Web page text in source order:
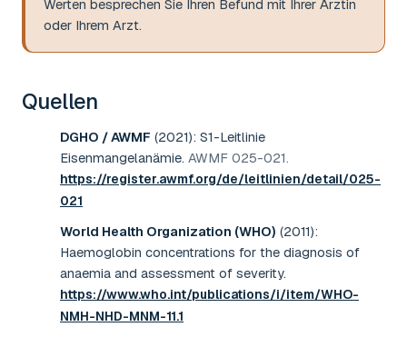
Werten besprechen Sie Ihren Befund mit Ihrer Ärztin
oder Ihrem Arzt.
Quellen
DGHO / AWMF (2021): S1-Leitlinie
Eisenmangelanämie. AWMF 025-021.
https://register.awmf.org/de/leitlinien/detail/025-
021
World Health Organization (WHO) (2011):
Haemoglobin concentrations for the diagnosis of
anaemia and assessment of severity.
https://www.who.int/publications/i/item/WHO-
NMH-NHD-MNM-11.1